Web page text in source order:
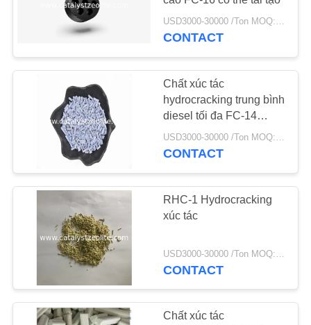
SƠ
TRANG
PRIVACY
POLICY
USD3000-30000 /Ton MOQ:1 kg
CONTACT
Chất xúc tác
hydrocracking trung bình
diesel tối đa FC-14
được tái sử dụng
USD3000-30000 /Ton MOQ:1 kg
CONTACT
RHC-1 Hydrocracking
xúc tác
CONTACT
Chất xúc tác